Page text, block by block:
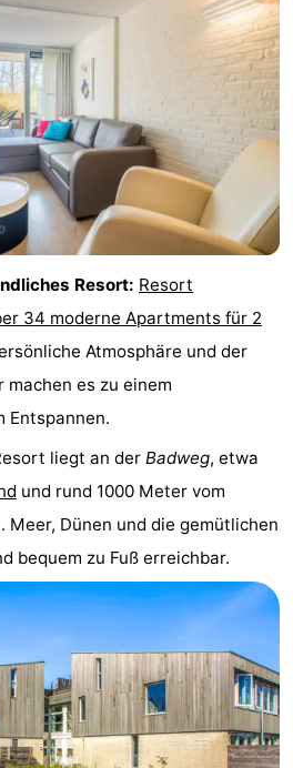
Resort: Resort
34 moderne Apartments für 2
Atmosphäre und der
es zu einem
Entspannen.
liegt an der Badweg, etwa
und rund 1000 Meter vom
Dünen und die gemütlichen
bequem zu Fuß erreichbar.